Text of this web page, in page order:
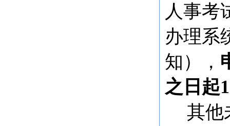
人事考
办理系
知），
之日起
其他